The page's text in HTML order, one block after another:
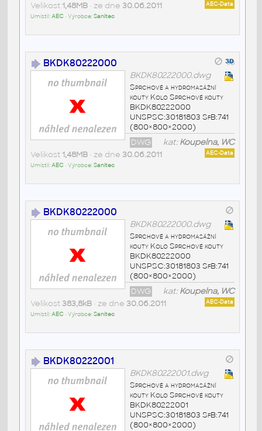
AEC-Data
Velikost 1,48MB• ze dne 30.06.2011
Umístil:AEC• Výrobce:Sanitec
BKDK80222000
BKDK80222000.dwg
Sprchové a hydromasážní
kouty Kolo Sprchové kouty
BKDK80222000
UNSPSC:30181803 SfB:741
(800×800×2000)
kat:Koupelna, WC
DWG
AEC-Data
Velikost 1,48MB• ze dne 30.06.2011
Umístil:AEC• Výrobce:Sanitec
BKDK80222000
BKDK80222000.dwg
Sprchové a hydromasážní
kouty Kolo Sprchové kouty
BKDK80222000
UNSPSC:30181803 SfB:741
(800×800×2000)
kat:Koupelna, WC
DWG
AEC-Data
Velikost383,8kB• ze dne 30.06.2011
Umístil:AEC• Výrobce:Sanitec
BKDK80222001
BKDK80222001.dwg
Sprchové a hydromasážní
kouty Kolo Sprchové kouty
BKDK80222001
UNSPSC:30181803 SfB:741
(800×800×2000)